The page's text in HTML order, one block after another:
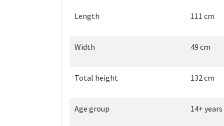
Length 111 cm
Width 49 cm
Total height 132 cm
Age group 14+ years